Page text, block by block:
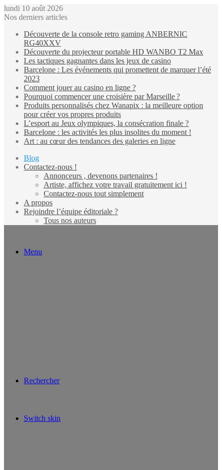
lundi 10 août 2026
Nos derniers articles
Découverte de la console retro gaming ANBERNIC
RG40XXV
Découverte du projecteur portable HD WANBO T2 Max
Les tactiques gagnantes dans les jeux de casino
Barcelone : Les événements qui promettent de marquer l’été
2023
Comment jouer au casino en ligne ?
Pourquoi commencer une croisière par Marseille ?
Produits personnalisés chez Wanapix : la meilleure option
pour créer vos propres produits
L’esport au Jeux olympiques, la consécration finale ?
Barcelone : les activités les plus insolites du moment !
Art : au cœur des tendances des galeries en ligne
Blog
Contactez-nous !
Annonceurs , devenons partenaires !
Artiste, affichez votre travail gratuitement ici !
Contactez-nous tout simplement
A propos
Rejoindre l’équipe éditoriale ?
Tous nos auteurs
Menu
Rechercher
Switch skin